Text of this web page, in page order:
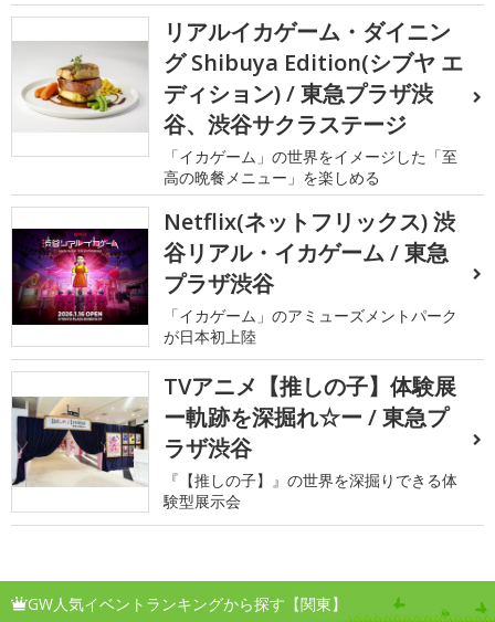
リアルイカゲーム・ダイニン
グ Shibuya Edition(シブヤ エ
ディション) / 東急プラザ渋
谷、渋谷サクラステージ
「イカゲーム」の世界をイメージした「至
高の晩餐メニュー」を楽しめる
Netflix(ネットフリックス) 渋
谷リアル・イカゲーム / 東急
プラザ渋谷
「イカゲーム」のアミューズメントパーク
が日本初上陸
TVアニメ【推しの子】体験展
ー軌跡を深掘れ☆ー / 東急プ
ラザ渋谷
『【推しの子】』の世界を深掘りできる体
験型展示会
GW人気イベントランキングから探す【関東】